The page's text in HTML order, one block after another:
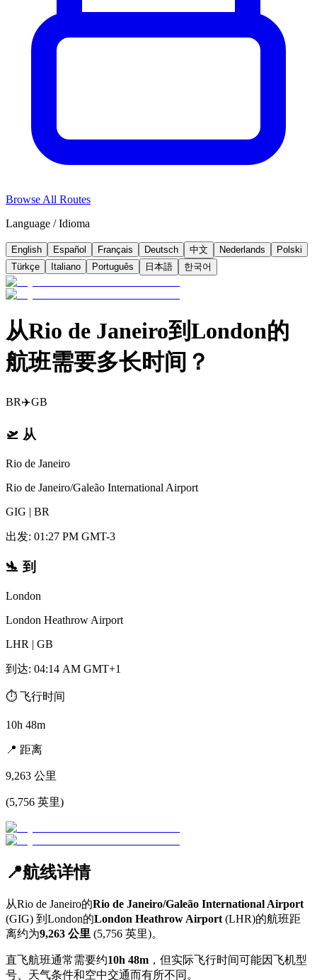
Browse All Routes
Language / Idioma
English Español Français Deutsch 中文 Nederlands
Polski
Türkçe
Italiano Português 日本語 한국어
从Rio de Janeiro到London的
航班需要多长时间？
BR✈️GB
🛫 从
Rio de Janeiro
Rio de Janeiro/Galeão International Airport
GIG | BR
出发: 01:27 PM GMT-3
🛬 到
London
London Heathrow Airport
LHR | GB
到达: 04:14 AM GMT+1
⏱️ 飞行时间
10h 48m
📍 距离
9,263 公里
(5,756 英里)
📍航线详情
从Rio de Janeiro的Rio de Janeiro/Galeão International Airport
(GIG) 到 London的London Heathrow Airport(LHR)的航班距
离约为9,263 公里 (5,756 英里)。
直飞航班通常需要约10h 48m ，但实际飞行时间可能因飞机型
号、天气条件和空中交通而有所不同。